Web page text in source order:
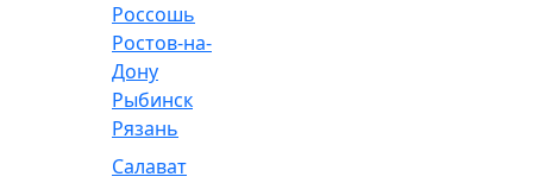
Россошь
Ростов-на-
Дону
Рыбинск
Рязань
Салават